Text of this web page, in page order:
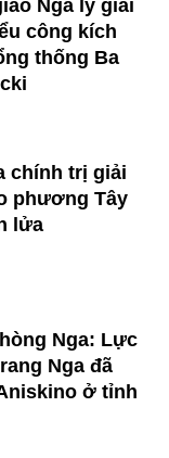
Nga lý giải
công kích
thống Ba
chính trị giải
phương Tây
lửa
Nga: Lực
Nga đã
ở tỉnh